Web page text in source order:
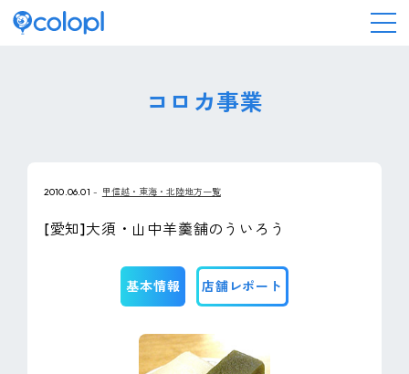
コロカ事業
2010.06.01 甲信越・東海・北陸地方一覧
[愛知]大須・山中羊羹舗のういろう
基本情報 店舗レポート